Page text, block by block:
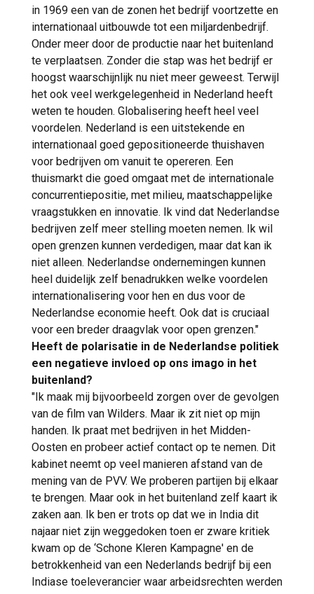
in 1969 een van de zonen het bedrijf voortzette en
internationaal uitbouwde tot een miljardenbedrijf.
Onder meer door de productie naar het buitenland
te verplaatsen. Zonder die stap was het bedrijf er
hoogst waarschijnlijk nu niet meer geweest. Terwijl
het ook veel werkgelegenheid in Nederland heeft
weten te houden. Globalisering heeft heel veel
voordelen. Nederland is een uitstekende en
internationaal goed gepositioneerde thuishaven
voor bedrijven om vanuit te opereren. Een
thuismarkt die goed omgaat met de internationale
concurrentiepositie, met milieu, maatschappelijke
vraagstukken en innovatie. Ik vind dat Nederlandse
bedrijven zelf meer stelling moeten nemen. Ik wil
open grenzen kunnen verdedigen, maar dat kan ik
niet alleen. Nederlandse ondernemingen kunnen
heel duidelijk zelf benadrukken welke voordelen
internationalisering voor hen en dus voor de
Nederlandse economie heeft. Ook dat is cruciaal
voor een breder draagvlak voor open grenzen."
Heeft de polarisatie in de Nederlandse politiek
een negatieve invloed op ons imago in het
buitenland?
"Ik maak mij bijvoorbeeld zorgen over de gevolgen
van de film van Wilders. Maar ik zit niet op mijn
handen. Ik praat met bedrijven in het Midden-
Oosten en probeer actief contact op te nemen. Dit
kabinet neemt op veel manieren afstand van de
mening van de PVV. We proberen partijen bij elkaar
te brengen. Maar ook in het buitenland zelf kaart ik
zaken aan. Ik ben er trots op dat we in India dit
najaar niet zijn weggedoken toen er zware kritiek
kwam op de ‘Schone Kleren Kampagne' en de
betrokkenheid van een Nederlands bedrijf bij een
Indiase toeleverancier waar arbeidsrechten werden